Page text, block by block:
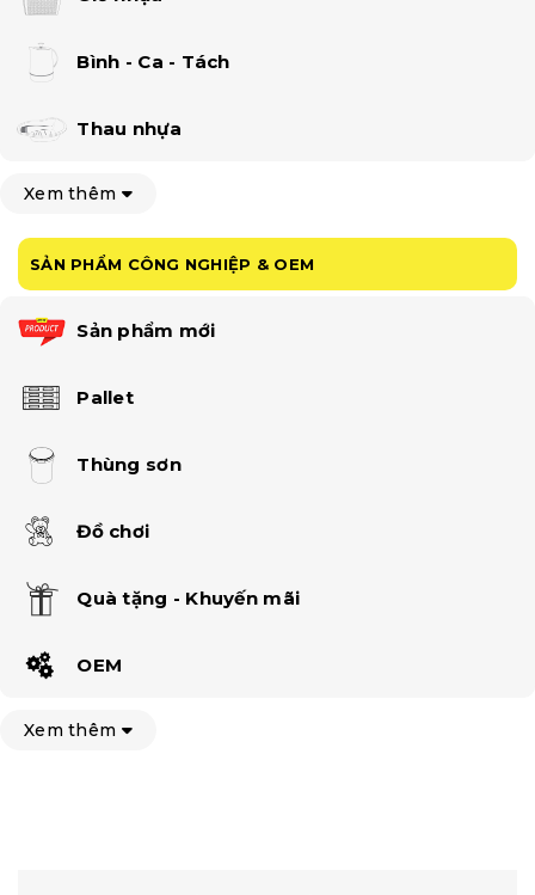
Bình - Ca - Tách
Thau nhựa
Xem thêm
SẢN PHẨM CÔNG NGHIỆP & OEM
Sản phẩm mới
Pallet
Thùng sơn
Đồ chơi
Quà tặng - Khuyến mãi
OEM
Xem thêm